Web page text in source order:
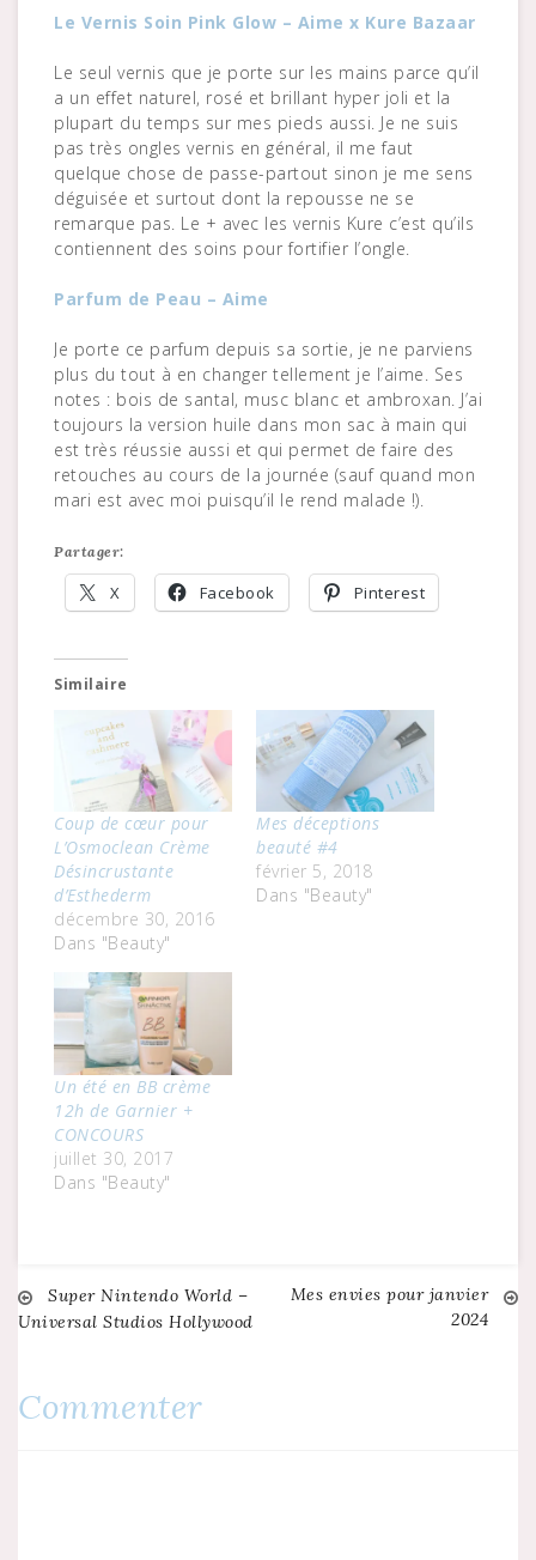
Le Vernis Soin Pink Glow – Aime x Kure Bazaar
Le seul vernis que je porte sur les mains parce qu’il
a un effet naturel, rosé et brillant hyper joli et la
plupart du temps sur mes pieds aussi. Je ne suis
pas très ongles vernis en général, il me faut
quelque chose de passe-partout sinon je me sens
déguisée et surtout dont la repousse ne se
remarque pas. Le + avec les vernis Kure c’est qu’ils
contiennent des soins pour fortifier l’ongle.
Parfum de Peau – Aime
Je porte ce parfum depuis sa sortie, je ne parviens
plus du tout à en changer tellement je l’aime. Ses
notes : bois de santal, musc blanc et ambroxan. J’ai
toujours la version huile dans mon sac à main qui
est très réussie aussi et qui permet de faire des
retouches au cours de la journée (sauf quand mon
mari est avec moi puisqu’il le rend malade !).
Partager:
X Facebook Pinterest
Similaire
Coup de cœur pour
L’Osmoclean Crème
Désincrustante
d’Esthederm
décembre 30, 2016
Dans "Beauty"
Mes déceptions
beauté #4
février 5, 2018
Dans "Beauty"
Un été en BB crème
12h de Garnier +
CONCOURS
juillet 30, 2017
Dans "Beauty"
Navigation
l’article
Super Nintendo World –
Universal Studios Hollywood
Mes envies pour janvier
2024
Commenter